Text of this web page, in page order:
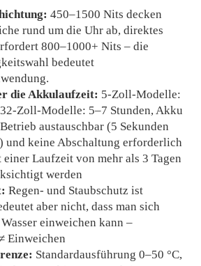
450–1500 Nits decken
rund um die Uhr ab, direktes
800–1000+ Nits – die
bedeutet
die Akkulaufzeit: 5-Zoll-Modelle:
Zoll-Modelle: 5–7 Stunden, Akku
austauschbar (5 Sekunden
und keine Abschaltung erforderlich
Laufzeit von mehr als 3 Tagen
werden
Regen- und Staubschutz ist
aber nicht, dass man sich
einweichen kann –
Einweichen
Standardausführung 0–50 °C,